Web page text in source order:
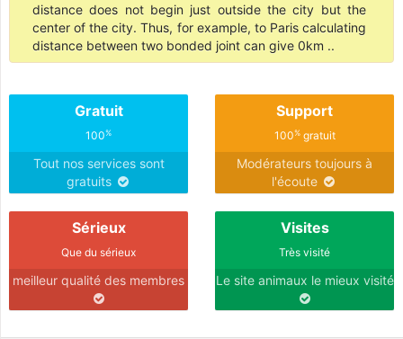
distance does not begin just outside the city but the
center of the city. Thus, for example, to Paris calculating
distance between two bonded joint can give 0km ..
Gratuit
100%
Tout nos services sont
gratuits
Support
100%gratuit
Modérateurs toujours à
l'écoute
Sérieux
Que du sérieux
meilleur qualité des membres
Visites
Très visité
Le site animaux le mieux visité